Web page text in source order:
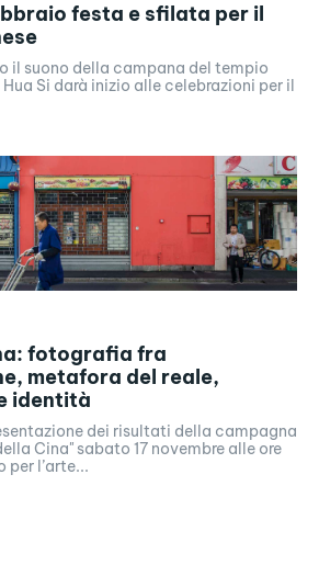
festa e sfilata per il
il suono della campana del tempio
Si darà inizio alle celebrazioni per il
fotografia fra
metafora del reale,
identità
dei risultati della campagna
Cina" sabato 17 novembre alle ore
per l’arte...